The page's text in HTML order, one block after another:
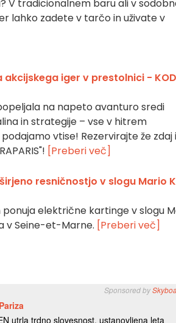
V tradicionalnem baru ali v
lahko zadete v tarčo in uživate v
akcijskega iger v prestolnici -
na napeto avanturo sredi
in strategije – vse v hitrem
vtise! Rezervirajte že zdaj
[Preberi več]
resničnostjo v slogu Mario
električne kartinge v slogu
v Seine-et-Marne. [Preberi več]